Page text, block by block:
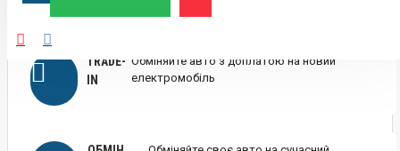
TRADE-
IN
Обміняйте авто з доплатою на новий
електромобіль